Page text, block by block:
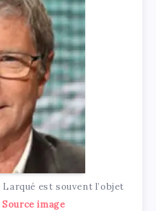
est souvent l’objet
Source image